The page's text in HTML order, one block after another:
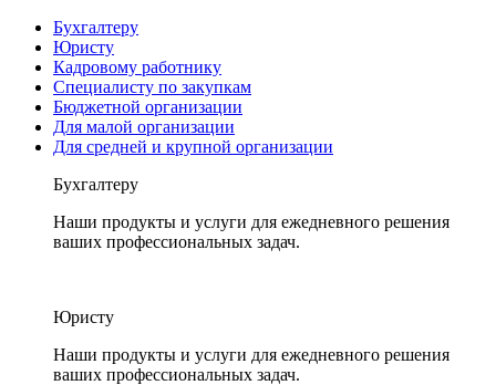
Бухгалтеру
Юристу
Кадровому работнику
Специалисту по закупкам
Бюджетной организации
Для малой организации
Для средней и крупной организации
Бухгалтеру
Наши продукты и услуги для ежедневного решения
ваших профессиональных задач.
Юристу
Наши продукты и услуги для ежедневного решения
ваших профессиональных задач.